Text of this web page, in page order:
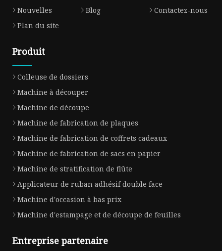
Nouvelles
Blog
Contactez-nous
Plan du site
Produit
Colleuse de dossiers
Machine à découper
Machine de découpe
Machine de fabrication de plaques
Machine de fabrication de coffrets cadeaux
Machine de fabrication de sacs en papier
Machine de stratification de flûte
Applicateur de ruban adhésif double face
Machine d'occasion à bas prix
Machine d'estampage et de découpe de feuilles
Entreprise partenaire